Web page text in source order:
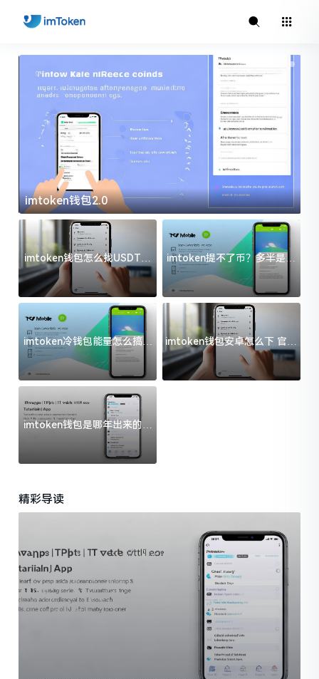
imtoken钱包2.0
imtoken钱包怎么找USDT地
址？三步搞定不踩坑
imtoken提不了币？多半是这
几件事没处理好
imtoken冷钱包能量怎么搞？
过来人告诉你门道
imtoken钱包安卓怎么下 官方
渠道避坑指南
imtoken钱包是哪年出来的？
一文给你说清楚
精彩导读